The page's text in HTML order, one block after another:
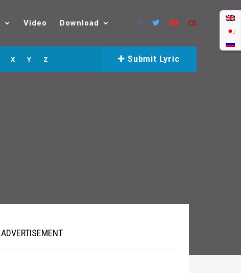
Video Download
X Y Z Submit Lyric
ADVERTISEMENT